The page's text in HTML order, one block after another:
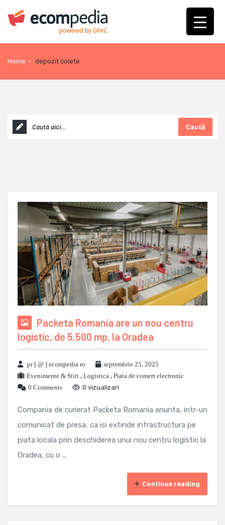
Home - depozit colete
Caută
Packeta Romania are un nou centru
logistic, de 5.500 mp, la Oradea
pr [ @ ] ecompedia ro
septembrie 25, 2025
Evenimente & Stiri , Logistica , Piata de comert electronic
0 Comments
0 vizualizari
Compania de curierat Packeta Romania anunta, intr-un
comunicat de presa, ca isi extinde infrastructura pe
piata locala prin deschiderea unui nou centru logistic la
Oradea, cu o ...
Continue reading